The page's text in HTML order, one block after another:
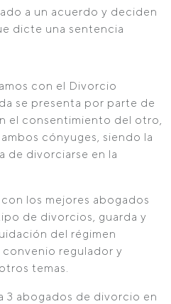
a un acuerdo y deciden
dicte una sentencia
con el Divorcio
se presenta por parte de
el consentimiento del otro,
cónyuges, siendo la
de divorciarse en la
los mejores abogados
de divorcios, guarda y
del régimen
regulador y
temas.
3 abogados de divorcio en